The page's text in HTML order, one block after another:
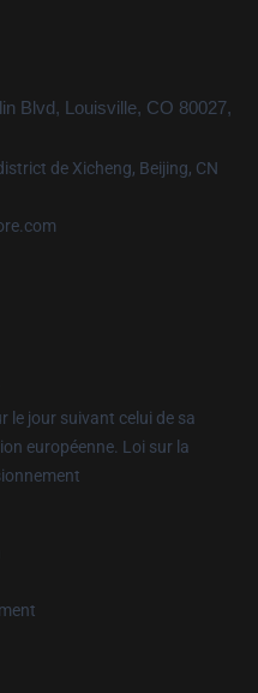
Blvd, Louisville, CO 80027,
de Xicheng, Beijing, CN
le jour suivant celui de sa
européenne. Loi sur la